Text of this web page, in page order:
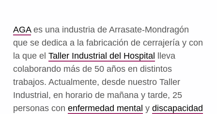
AGAes una industria de Arrasate-Mondragón
que se dedica a la fabricación de cerrajería y con
la que el Taller Industrial del Hospital lleva
colaborando más de 50 años en distintos
trabajos. Actualmente, desde nuestro Taller
Industrial, en horario de mañana y tarde, 25
personas con enfermedad mental y discapacidad